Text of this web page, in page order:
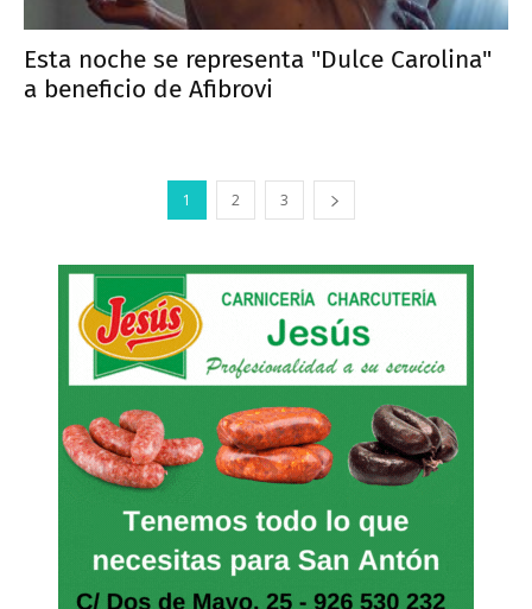
Esta noche se representa "Dulce Carolina"
a beneficio de Afibrovi
1 2 3